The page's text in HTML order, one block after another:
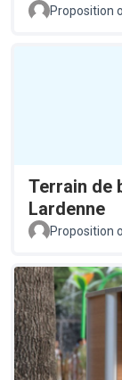
Proposition
Terrain de
Lardenne
Proposition